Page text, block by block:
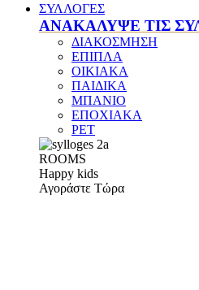
ΣΥΛΛΟΓΕΣ
ΑΝΑΚΑΛΥΨΕ ΤΙΣ
ΔΙΑΚΟΣΜΗΣΗ
ΕΠΙΠΛΑ
ΟΙΚΙΑΚΑ
ΠΑΙΔΙΚΑ
ΜΠΑΝΙΟ
ΕΠΟΧΙΑΚΑ
PET
ROOMS
Happy kids
Αγοράστε Τώρα